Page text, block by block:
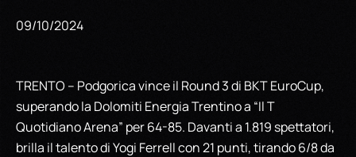
09/10/2024
TRENTO – Podgorica vince il Round 3 di BKT EuroCup,
superando la Dolomiti Energia Trentino a “Il T
Quotidiano Arena” per 64-85. Davanti a 1.819 spettatori,
brilla il talento di Yogi Ferrell con 21 punti, tirando 6/8 da